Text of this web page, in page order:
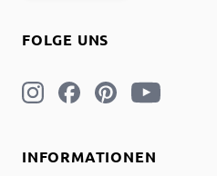
INFORMATIONEN
FOLGE UNS